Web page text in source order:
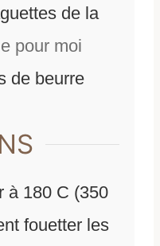
de la
pour moi
de beurre
à 180 C (350
fouetter les